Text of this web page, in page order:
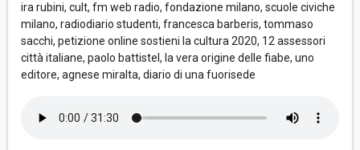
ira rubini, cult, fm web radio, fondazione milano, scuole civiche
milano, radiodiario studenti, francesca barberis, tommaso
sacchi, petizione online sostieni la cultura 2020, 12 assessori
città italiane, paolo battistel, la vera origine delle fiabe, uno
editore, agnese miralta, diario di una fuorisede